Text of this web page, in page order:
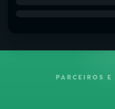
PARCEIROS